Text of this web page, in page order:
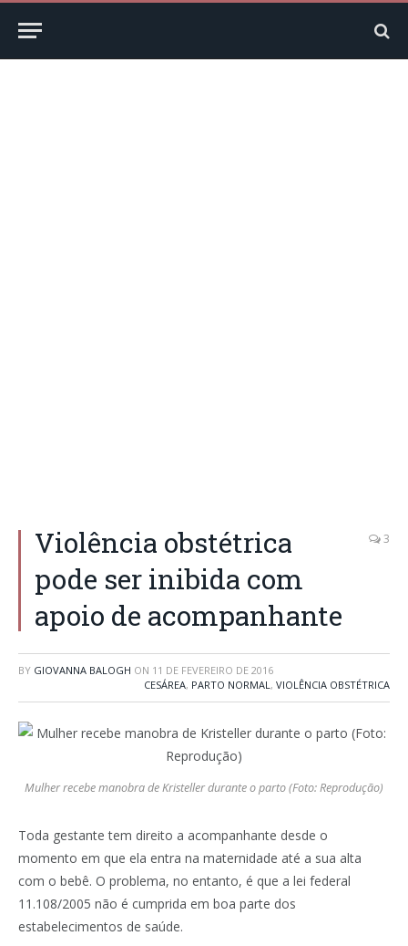
Violência obstétrica
pode ser inibida com
apoio de acompanhante
3
BY GIOVANNA BALOGH ON 11 DE FEVEREIRO DE 2016
CESÁREA, PARTO NORMAL, VIOLÊNCIA OBSTÉTRICA
Mulher recebe manobra de Kristeller durante o parto (Foto: Reprodução)
Toda gestante tem direito a acompanhante desde o
momento em que ela entra na maternidade até a sua alta
com o bebê. O problema, no entanto, é que a lei federal
11.108/2005 não é cumprida em boa parte dos
estabelecimentos de saúde.